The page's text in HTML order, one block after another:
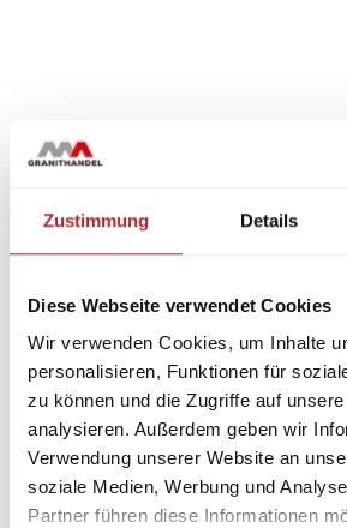
Zustimmung Details
Diese Webseite verwendet Cookies
Wir verwenden Cookies, um Inhalte
personalisieren, Funktionen für
zu können und die Zugriffe auf
analysieren. Außerdem geben wir
Verwendung unserer Website an
soziale Medien, Werbung und
Partner führen diese Informationen